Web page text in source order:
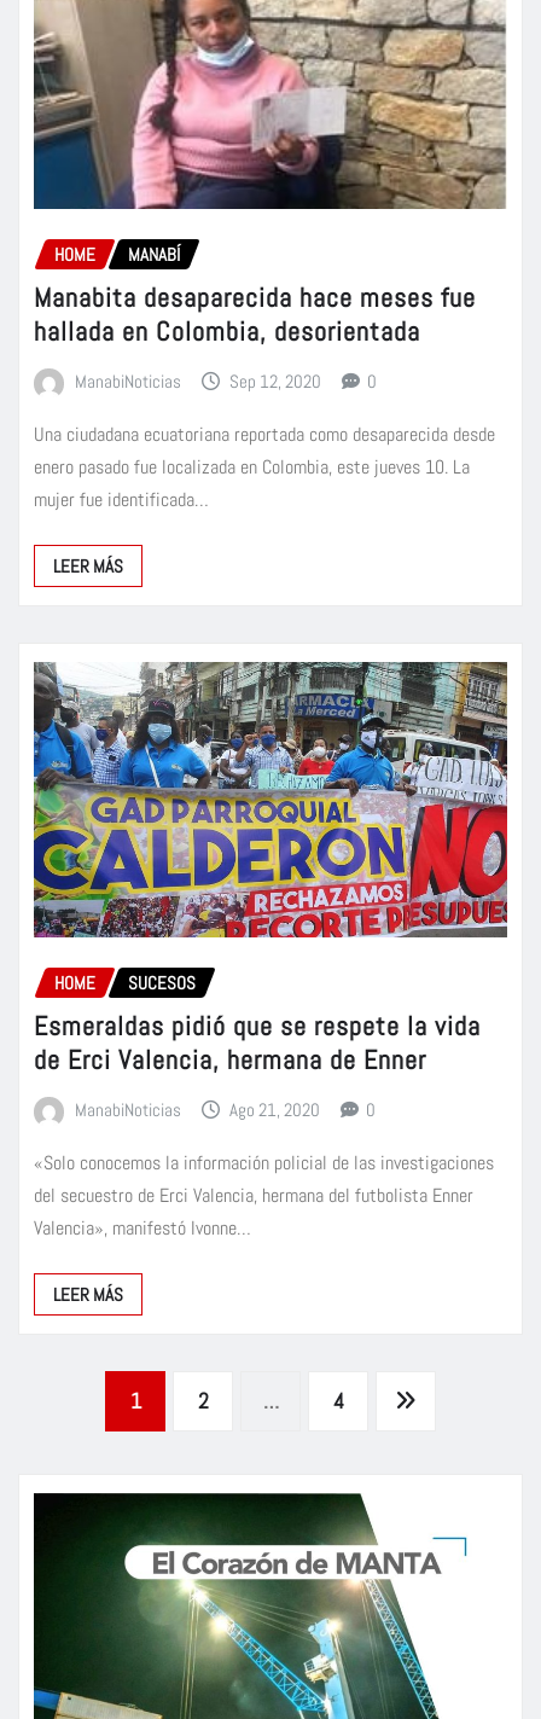
HOME MANABÍ
Manabita desaparecida hace meses fue
hallada en Colombia, desorientada
ManabiNoticias Sep 12, 2020 0
Una ciudadana ecuatoriana reportada como desaparecida desde
enero pasado fue localizada en Colombia, este jueves 10. La
mujer fue identificada…
LEER MÁS
HOME SUCESOS
Esmeraldas pidió que se respete la vida
de Erci Valencia, hermana de Enner
ManabiNoticias Ago 21, 2020 0
«Solo conocemos la información policial de las investigaciones
del secuestro de Erci Valencia, hermana del futbolista Enner
Valencia», manifestó Ivonne…
LEER MÁS
Paginación
de
entradas
1 2 … 4